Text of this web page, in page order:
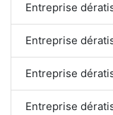
Entreprise
Entreprise
Entreprise
Entreprise